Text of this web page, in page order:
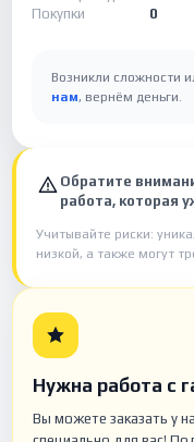
Покупки
0
Возникли сложности
нам, вернём деньги.
Обратите
работа, которая
Учитывайте риски:
низкой, а также могут
Нужна работа с
Вы можете заказать у